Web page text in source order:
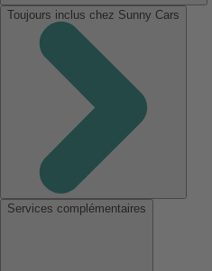
Toujours inclus chez Sunny Cars
Services complémentaires